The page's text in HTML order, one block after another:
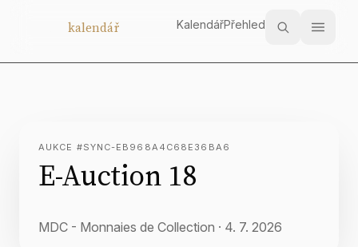
kalendář KalendářPřehled
AUKCE #SYNC-EB968A4C68E36BA6
E-Auction 18
MDC - Monnaies de Collection · 4. 7. 2026